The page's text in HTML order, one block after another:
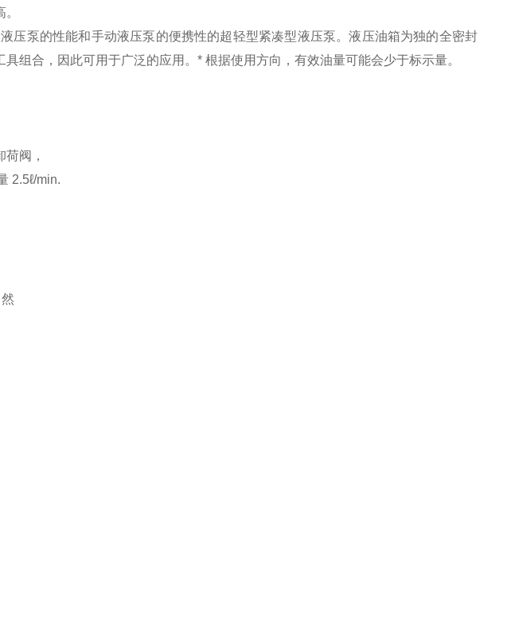
压泵的性能和手动液压泵的便携性的超轻型紧凑型液压泵。液压油箱为独的全密封
组合，因此可用于广泛的应用。 * 根据使用方向，有效油量可能会少于标示量。
阀，
2.5ℓ/min.